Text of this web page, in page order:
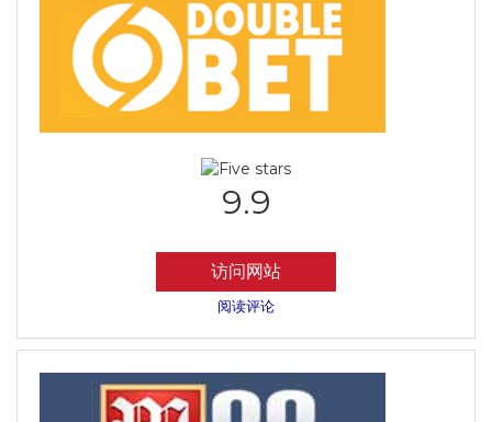
9.9
访问网站
阅读评论